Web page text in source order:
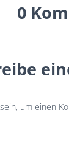
0
sein, um einen